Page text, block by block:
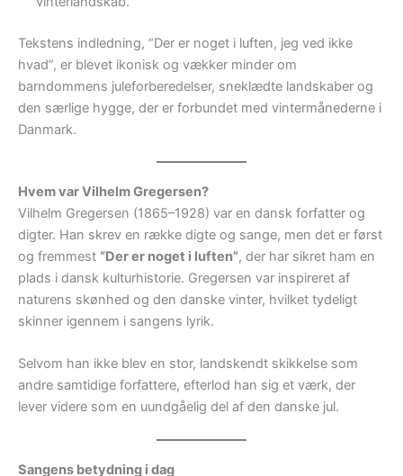
Tekstens indledning, “Der er noget i luften, jeg ved ikke
hvad”, er blevet ikonisk og vækker minder om
barndommens juleforberedelser, sneklædte landskaber og
den særlige hygge, der er forbundet med vintermånederne i
Danmark.
Hvem var Vilhelm Gregersen?
Vilhelm Gregersen (1865–1928) var en dansk forfatter og
digter. Han skrev en række digte og sange, men det er først
og fremmest “Der er noget i luften”, der har sikret ham en
plads i dansk kulturhistorie. Gregersen var inspireret af
naturens skønhed og den danske vinter, hvilket tydeligt
skinner igennem i sangens lyrik.
Selvom han ikke blev en stor, landskendt skikkelse som
andre samtidige forfattere, efterlod han sig et værk, der
lever videre som en uundgåelig del af den danske jul.
Sangens betydning i dag